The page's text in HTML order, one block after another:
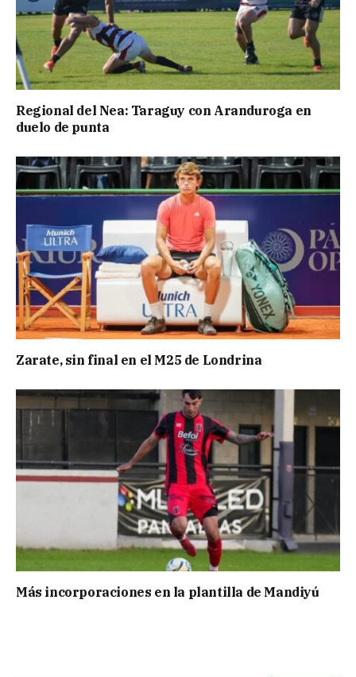
Regional del Nea: Taraguy con Aranduroga en
duelo de punta
Zarate, sin final en el M25 de Londrina
Más incorporaciones en la plantilla de Mandiyú